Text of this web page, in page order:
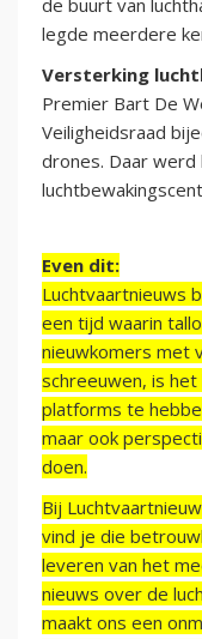
de buurt van
legde meerdere
Versterking
Premier Bart De
Veiligheidsraad
drones. Daar
Even dit:
Luchtvaartnieuws
een tijd waarin
nieuwkomers met
schreeuwen, is
platforms te
maar ook
doen.
Bij
vind je die
leveren van het
nieuws over de
maakt ons een